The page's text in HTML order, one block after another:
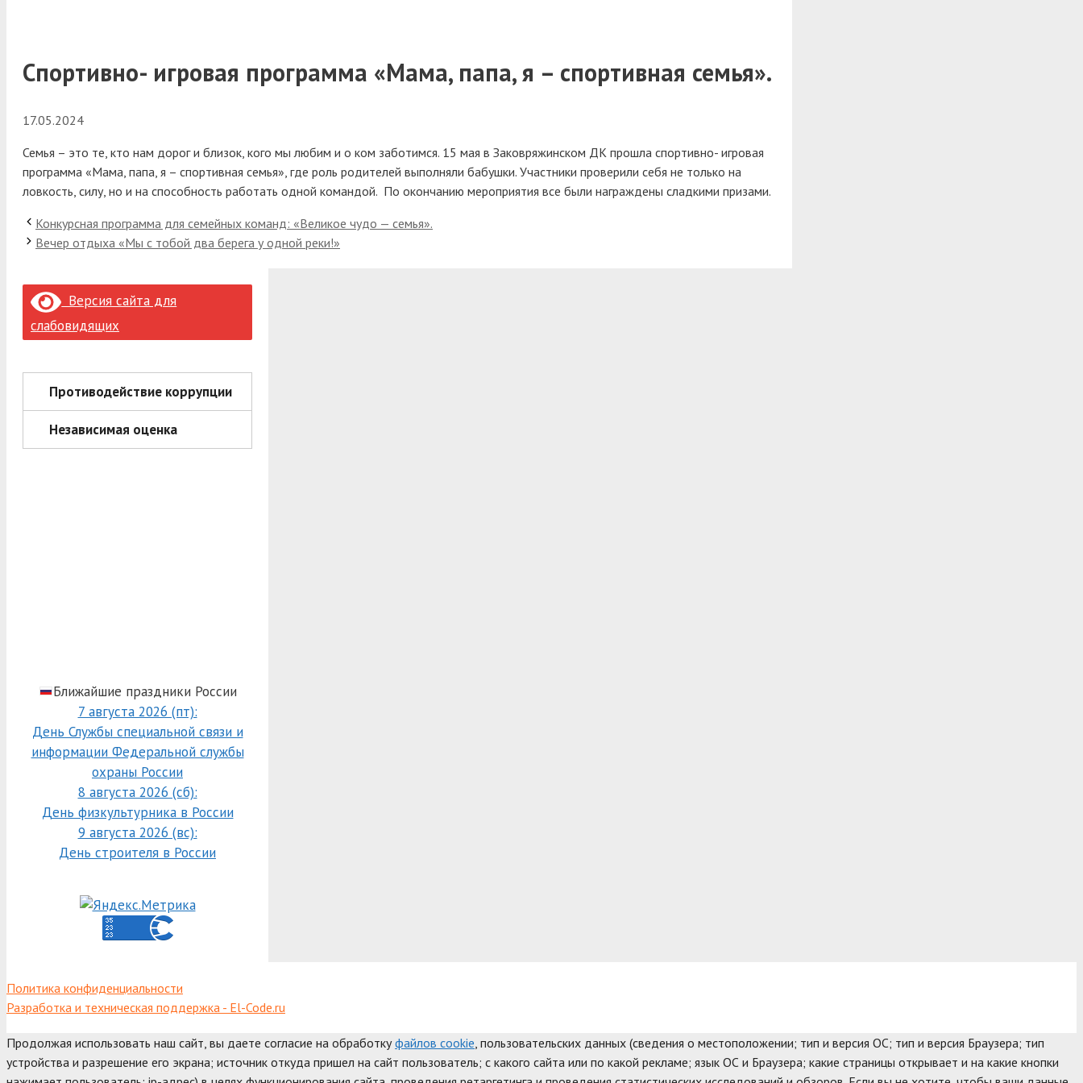
Спортивно- игровая программа «Мама, папа, я – спортивная семья».
17.05.2024
Семья – это те, кто нам дорог и близок, кого мы любим и о ком заботимся. 15 мая в Заковряжинском ДК прошла спортивно- игровая
программа «Мама, папа, я – спортивная семья», где роль родителей выполняли бабушки. Участники проверили себя не только на
ловкость, силу, но и на способность работать одной командой. По окончанию мероприятия все были награждены сладкими призами.
Конкурсная программа для семейных команд: «Великое чудо — семья».
Вечер отдыха «Мы с тобой два берега у одной реки!»
Версия сайта для
слабовидящих
Противодействие коррупции
Независимая оценка
Ближайшие праздники России
7 августа 2026 (пт):
День Службы специальной связи и
информации Федеральной службы
охраны России
8 августа 2026 (сб):
День физкультурника в России
9 августа 2026 (вс):
День строителя в России
Политика конфиденциальности
Разработка и техническая поддержка - El-Code.ru
Продолжая использовать наш сайт, вы даете согласие на обработкуфайлов cookie , пользовательских данных (сведения о местоположении; тип и версия ОС; тип и версия Браузера; тип
устройства и разрешение его экрана; источник откуда пришел на сайт пользователь; с какого сайта или по какой рекламе; язык ОС и Браузера; какие страницы открывает и на какие кнопки